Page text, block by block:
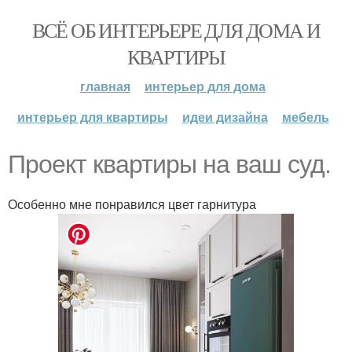
ВСЁ ОБ ИНТЕРЬЕРЕ ДЛЯ ДОМА И
КВАРТИРЫ
главная
интерьер для дома
интерьер для квартиры
идеи дизайна мебель
Проект квартиры на ваш суд.
Особенно мне понравился цвет гарнитура